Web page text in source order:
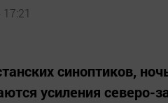
синоптиков,
усиления северо-